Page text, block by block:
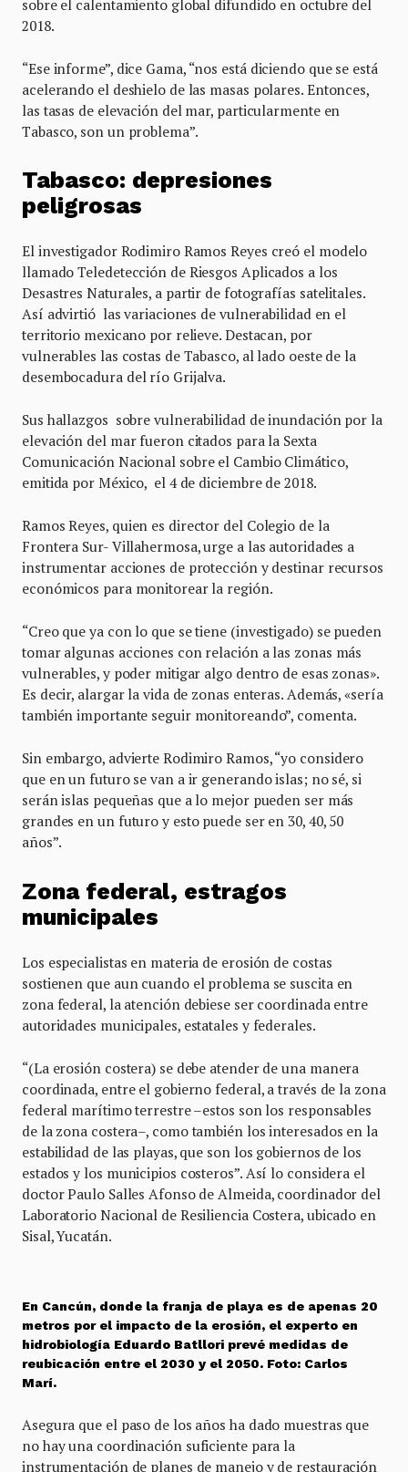
sobre el calentamiento global difundido en octubre del
2018.
“Ese informe”, dice Gama, “nos está diciendo que se está
acelerando el deshielo de las masas polares. Entonces,
las tasas de elevación del mar, particularmente en
Tabasco, son un problema”.
Tabasco: depresiones
peligrosas
El investigador Rodimiro Ramos Reyes creó el modelo
llamado Teledetección de Riesgos Aplicados a los
Desastres Naturales, a partir de fotografías satelitales.
Así advirtió las variaciones de vulnerabilidad en el
territorio mexicano por relieve. Destacan, por
vulnerables las costas de Tabasco, al lado oeste de la
desembocadura del río Grijalva.
Sus hallazgos sobre vulnerabilidad de inundación por la
elevación del mar fueron citados para la Sexta
Comunicación Nacional sobre el Cambio Climático,
emitida por México, el 4 de diciembre de 2018.
Ramos Reyes, quien es director del Colegio de la
Frontera Sur- Villahermosa, urge a las autoridades a
instrumentar acciones de protección y destinar recursos
económicos para monitorear la región.
“Creo que ya con lo que se tiene (investigado) se pueden
tomar algunas acciones con relación a las zonas más
vulnerables, y poder mitigar algo dentro de esas zonas».
Es decir, alargar la vida de zonas enteras. Además, «sería
también importante seguir monitoreando”, comenta.
Sin embargo, advierte Rodimiro Ramos, “yo considero
que en un futuro se van a ir generando islas; no sé, si
serán islas pequeñas que a lo mejor pueden ser más
grandes en un futuro y esto puede ser en 30, 40, 50
años”.
Zona federal, estragos
municipales
Los especialistas en materia de erosión de costas
sostienen que aun cuando el problema se suscita en
zona federal, la atención debiese ser coordinada entre
autoridades municipales, estatales y federales.
“(La erosión costera) se debe atender de una manera
coordinada, entre el gobierno federal, a través de la zona
federal marítimo terrestre –estos son los responsables
de la zona costera–, como también los interesados en la
estabilidad de las playas, que son los gobiernos de los
estados y los municipios costeros”. Así lo considera el
doctor Paulo Salles Afonso de Almeida, coordinador del
Laboratorio Nacional de Resiliencia Costera, ubicado en
Sisal, Yucatán.
En Cancún, donde la franja de playa es de apenas 20
metros por el impacto de la erosión, el experto en
hidrobiología Eduardo Batllori prevé medidas de
reubicación entre el 2030 y el 2050. Foto: Carlos
Marí.
Asegura que el paso de los años ha dado muestras que
no hay una coordinación suficiente para la
instrumentación de planes de manejo y de restauración